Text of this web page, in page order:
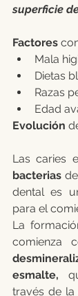
superficie
Factores
Mala
Dietas
Razas
Edad
Evolución
bacterias
dental es
para el
La
esmalte,
través de